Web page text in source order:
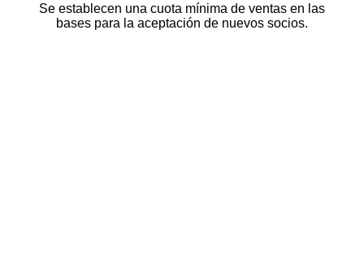
Se establecen una cuota mínima de ventas en las
bases para la aceptación de nuevos socios.